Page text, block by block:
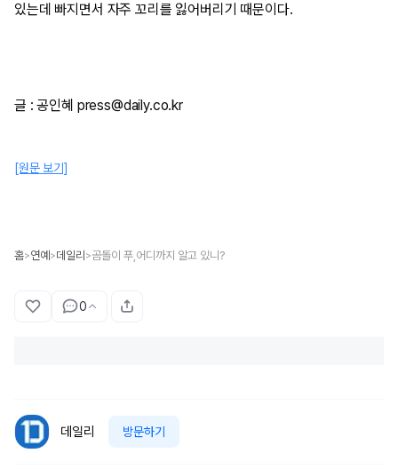
있는데 빠지면서 자주 꼬리를 잃어버리기 때문이다.
글 : 공인혜 press@daily.co.kr
[원문 보기]
홈>연예 >데일리 >곰돌이 푸,어디까지 알고 있니?
0
데일리 방문하기